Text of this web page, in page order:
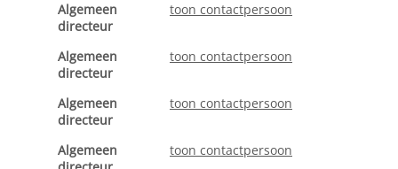
Algemeen
directeur
toon contactpersoon
Algemeen
directeur
toon contactpersoon
Algemeen
directeur
toon contactpersoon
Algemeen
toon contactpersoon